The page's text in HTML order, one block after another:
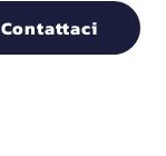
Contattaci